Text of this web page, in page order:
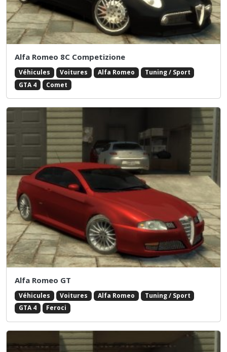
Alfa Romeo 8C Competizione
Véhicules Voitures Alfa Romeo
Tuning / Sport
GTA 4
Comet
Alfa Romeo GT
Véhicules Voitures Alfa Romeo
Tuning / Sport
GTA 4
Feroci